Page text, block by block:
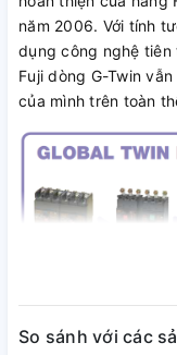
năm 2006. Với tính
dụng công nghệ tiên
Fuji dòng G-Twin
của mình trên toàn
- Chất lượng vượt
So sánh với các